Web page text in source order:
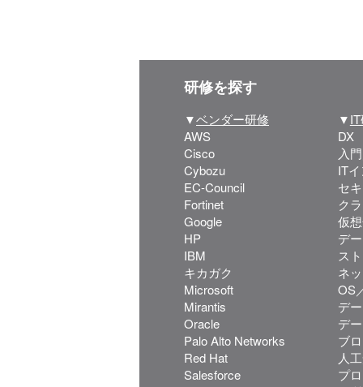
研修を探す
▼ベンダー研修
AWS
Cisco
Cybozu
EC-Council
Fortinet
Google
HP
IBM
キカガク
Microsoft
Mirantis
Oracle
Palo Alto Networks
Red Hat
Salesforce
▼
DX
入
IT
セ
ク
仮
デ
ス
ネ
OS
デ
デ
ブ
人
プ